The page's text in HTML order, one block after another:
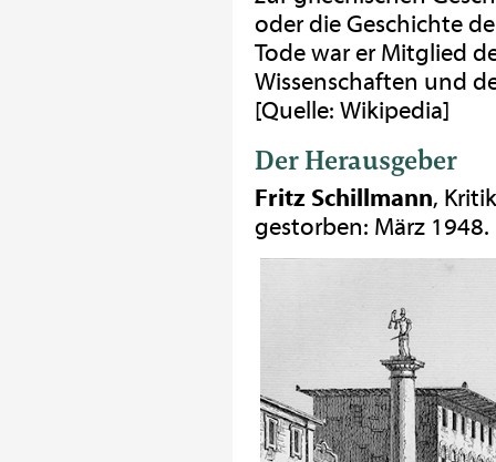
oder die Geschichte
Tode war er Mitglied
Wissenschaften und
[Quelle: Wikipedia]
Der Herausgeber
Fritz Schillmann,
gestorben: März 1948.